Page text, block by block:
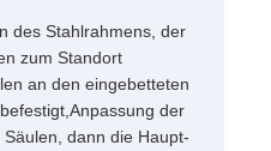
des Stahlrahmens, der
zum Standort
an den eingebetteten
der
dann die Haupt-